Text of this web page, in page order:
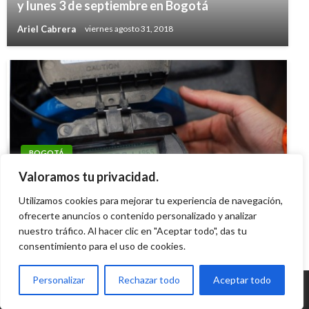
Valoramos tu privacidad.
Utilizamos cookies para mejorar tu experiencia de navegación,
ofrecerte anuncios o contenido personalizado y analizar
nuestro tráfico. Al hacer clic en "Aceptar todo", das tu
consentimiento para el uso de cookies.
Personalizar Rechazar todo Aceptar todo
y lunes 3 de septiembre en Bogotá
Ariel Cabrera viernes agosto 31, 2018
BOGOTÁ
Cortes de agua de este viernes 16 de febrero
Ariel Cabrera viernes febrero 16, 2024